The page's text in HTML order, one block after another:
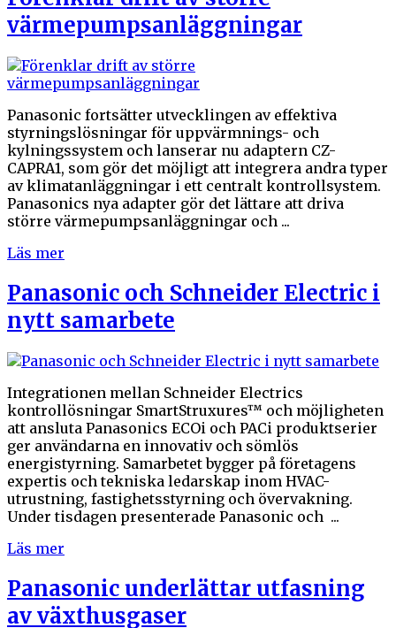
värmepumpsanläggningar
Panasonic fortsätter utvecklingen av effektiva
styrningslösningar för uppvärmnings- och
kylningssystem och lanserar nu adaptern CZ-
CAPRA1, som gör det möjligt att integrera andra typer
av klimatanläggningar i ett centralt kontrollsystem.
Panasonics nya adapter gör det lättare att driva
större värmepumpsanläggningar och ...
Läs mer
Panasonic och Schneider Electric i
nytt samarbete
Integrationen mellan Schneider Electrics
kontrollösningar SmartStruxures™ och möjligheten
att ansluta Panasonics ECOi och PACi produktserier
ger användarna en innovativ och sömlös
energistyrning. Samarbetet bygger på företagens
expertis och tekniska ledarskap inom HVAC-
utrustning, fastighetsstyrning och övervakning.
Under tisdagen presenterade Panasonic och ...
Läs mer
Panasonic underlättar utfasning
av växthusgaser